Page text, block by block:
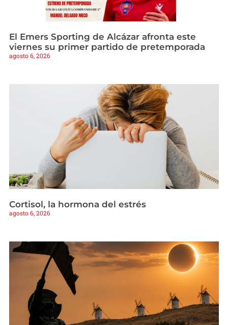
El Emers Sporting de Alcázar afronta este
viernes su primer partido de pretemporada
agosto 6, 2026
Cortisol, la hormona del estrés
agosto 6, 2026